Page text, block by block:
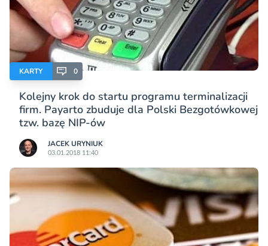
KARTY 0
Kolejny krok do startu programu terminalizacji
firm. Payarto zbuduje dla Polski Bezgotówkowej
tzw. bazę NIP-ów
JACEK URYNIUK
03.01.2018 11:40